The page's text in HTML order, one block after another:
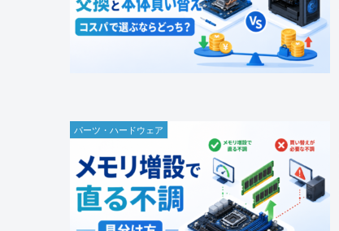
パーツ・ハードウェア